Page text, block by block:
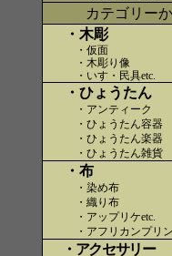
カテゴリー
・木彫
・仮面
・木彫り像
・いす・民具etc.
・ひょうたん
・アンティーク
・ひょうたん容器
・ひょうたん楽器
・ひょうたん雑貨
・布
・染め布
・織り布
・アップリケetc.
・アフリカンプリ
・アクセサリー